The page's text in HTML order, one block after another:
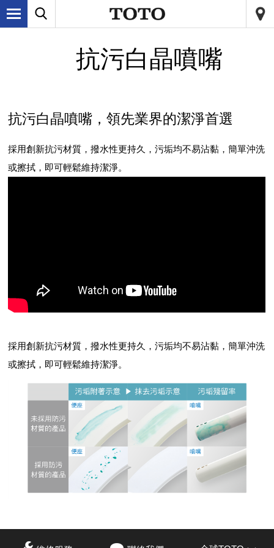
抗污白晶噴嘴
抗污白晶噴嘴，領先業界的潔淨首選
採用創新抗污材質，撥水性更持久，污垢均不易沾黏，簡單沖洗
或擦拭，即可輕鬆維持潔淨。
採用創新抗污材質，撥水性更持久，污垢均不易沾黏，簡單沖洗
或擦拭，即可輕鬆維持潔淨。